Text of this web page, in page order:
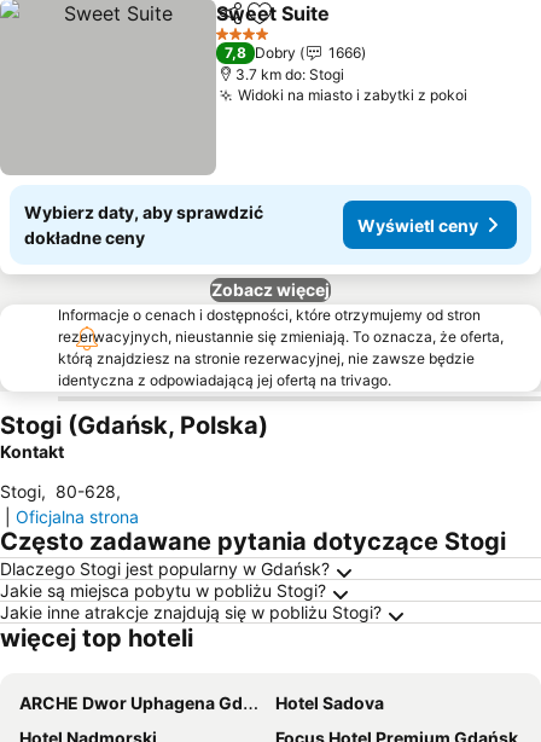
UdostępnijDodaj do ulubionych
Sweet Suite
4 Kategoria
7,8 Dobry
1666
3.7 km do: Stogi
Widoki na miasto i zabytki z pokoi
Wybierz daty, aby sprawdzić
dokładne ceny
Wyświetl ceny
Zobacz więcej
Informacje o cenach i dostępności, które otrzymujemy od stron
rezerwacyjnych, nieustannie się zmieniają. To oznacza, że oferta,
którą znajdziesz na stronie rezerwacyjnej, nie zawsze będzie
identyczna z odpowiadającą jej ofertą na trivago.
Stogi (Gdańsk, Polska)
Kontakt
Stogi, 80-628,
Oficjalna strona
Często zadawane pytania dotyczące Stogi
Dlaczego Stogi jest popularny w Gdańsk?
Jakie są miejsca pobytu w pobliżu Stogi?
Jakie inne atrakcje znajdują się w pobliżu Stogi?
więcej top hoteli
ARCHE Dwor Uphagena Gdansk
Hotel Sadova
Hotel Nadmorski
Focus Hotel Premium Gdańsk